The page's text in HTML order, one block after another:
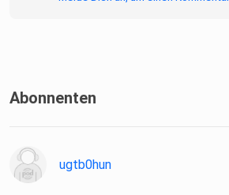
Abonnenten
ugtb0hun